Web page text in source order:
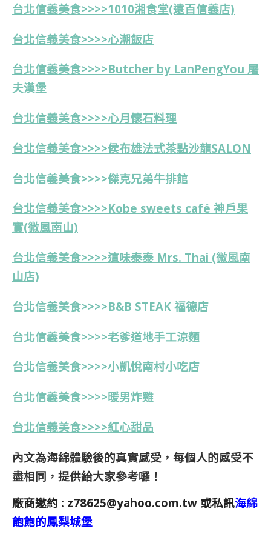
台北信義美食>>>>1010湘食堂(遠百信義店)
台北信義美食>>>>心潮飯店
台北信義美食>>>>Butcher by LanPengYou 屠
夫漢堡
台北信義美食>>>>心月懷石料理
台北信義美食>>>>侯布雄法式茶點沙龍SALON
台北信義美食>>>>傑克兄弟牛排館
台北信義美食>>>>Kobe sweets café 神戶果
實(微風南山)
台北信義美食>>>>這味泰泰 Mrs. Thai (微風南
山店)
台北信義美食>>>>B&B STEAK 福德店
台北信義美食>>>>老爹道地手工涼麵
台北信義美食>>>>小凱悅南村小吃店
台北信義美食>>>>暖男炸雞
台北信義美食>>>>紅心甜品
內文為海綿體驗後的真實感受，每個人的感受不
盡相同，提供給大家參考囉！
廠商邀約 : z78625@yahoo.com.tw 或私訊海綿
飽飽的鳳梨城堡